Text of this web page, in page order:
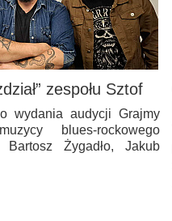
zespołu Sztof
wydania audycji Grajmy
blues-rockowego
Bartosz Żygadło, Jakub